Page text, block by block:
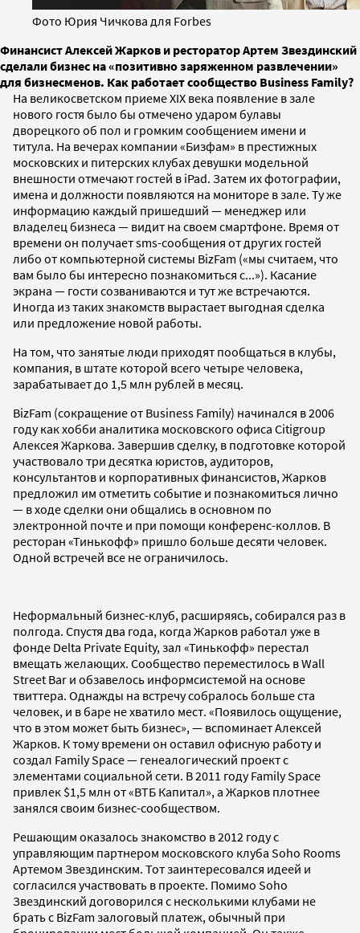
Фото Юрия Чичкова для Forbes
Финансист Алексей Жарков и ресторатор Артем Звездинский
сделали бизнес на «позитивно заряженном развлечении»
для бизнесменов. Как работает сообщество Business Family?
На великосветском приеме XIX века появление в зале
нового гостя было бы отмечено ударом булавы
дворецкого об пол и громким сообщением имени и
титула. На вечерах компании «Бизфам» в престижных
московских и питерских клубах девушки модельной
внешности отмечают гостей в iPad. Затем их фотографии,
имена и должности появляются на мониторе в зале. Ту же
информацию каждый пришедший — менеджер или
владелец бизнеса — видит на своем смартфоне. Время от
времени он получает sms-сообщения от других гостей
либо от компьютерной системы BizFam («мы считаем, что
вам было бы интересно познакомиться с...»). Касание
экрана — гости созваниваются и тут же встречаются.
Иногда из таких знакомств вырастает выгодная сделка
или предложение новой работы.
На том, что занятые люди приходят пообщаться в клубы,
компания, в штате которой всего четыре человека,
зарабатывает до 1,5 млн рублей в месяц.
BizFam (сокращение от Business Family) начинался в 2006
году как хобби аналитика московского офиса Citigroup
Алексея Жаркова. Завершив сделку, в подготовке которой
участвовало три десятка юристов, аудиторов,
консультантов и корпоративных финансистов, Жарков
предложил им отметить событие и познакомиться лично
— в ходе сделки они общались в основном по
электронной почте и при помощи конференс-коллов. В
ресторан «Тинькофф» пришло больше десяти человек.
Одной встречей все не ограничилось.
Неформальный бизнес-клуб, расширяясь, собирался раз в
полгода. Спустя два года, когда Жарков работал уже в
фонде Delta Private Equity, зал «Тинькофф» перестал
вмещать желающих. Сообщество переместилось в Wall
Street Bar и обзавелось информсистемой на основе
твиттера. Однажды на встречу собралось больше ста
человек, и в баре не хватило мест. «Появилось ощущение,
что в этом может быть бизнес», — вспоминает Алексей
Жарков. К тому времени он оставил офисную работу и
создал Family Space — генеалогический проект с
элементами социальной сети. В 2011 году Family Space
привлек $1,5 млн от «ВТБ Капитал», а Жарков плотнее
занялся своим бизнес-сообществом.
Решающим оказалось знакомство в 2012 году с
управляющим партнером московского клуба Soho Rooms
Артемом Звездинским. Тот заинтересовался идеей и
согласился участвовать в проекте. Помимо Soho
Звездинский договорился с несколькими клубами не
брать с BizFam залоговый платеж, обычный при